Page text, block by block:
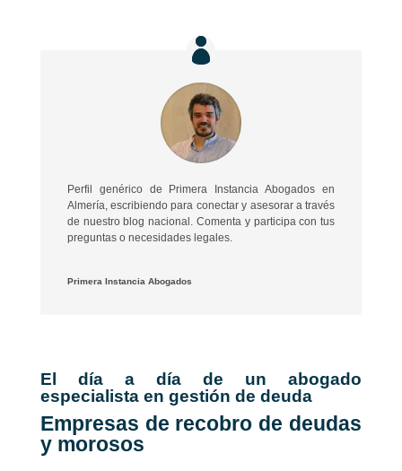
Perfil genérico de Primera Instancia Abogados en
Almería, escribiendo para conectar y asesorar a través
de nuestro blog nacional. Comenta y participa con tus
preguntas o necesidades legales.
Primera Instancia Abogados
El día a día de un abogado
especialista en gestión de deuda
Empresas de recobro de deudas
y morosos